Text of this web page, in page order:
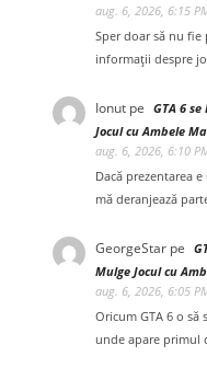
aug. 6, 2026, 6:15
Sper doar să nu
informații despre
Ionut pe GTA 6
Jocul cu Ambele
aug. 6, 2026, 6:10
Dacă prezentarea
mă deranjează
GeorgeStar pe
Mulge Jocul cu
aug. 6, 2026, 6:05
Oricum GTA 6 o
unde apare primul